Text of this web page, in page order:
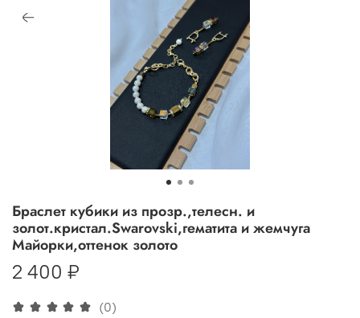
(0)
Браслет кубики из прозр.,телесн. и
золот.кристал.Swarovski,гематита и жемчуга
Майорки,оттенок золото
2 400 ₽